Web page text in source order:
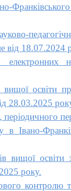
від 18.07.2024
освіти
28.03.2025
освіти
року.
контролю та